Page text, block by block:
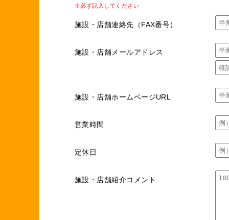
※必ず記入してください
施設・店舗連絡先（FAX番号）
施設・店舗メールアドレス
施設・店舗ホームページURL
営業時間
定休日
施設・店舗紹介コメント